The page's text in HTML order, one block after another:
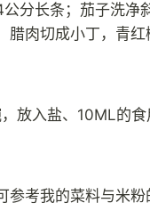
分长条；茄子洗净
腊肉切成小丁，青
放入盐、10ML的
考我的菜料与米粉